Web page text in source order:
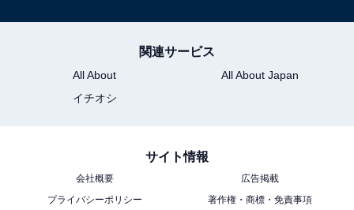
関連サービス
All About
All About Japan
イチオシ
サイト情報
会社概要
広告掲載
プライバシーポリシー
著作権・商標・免責事項